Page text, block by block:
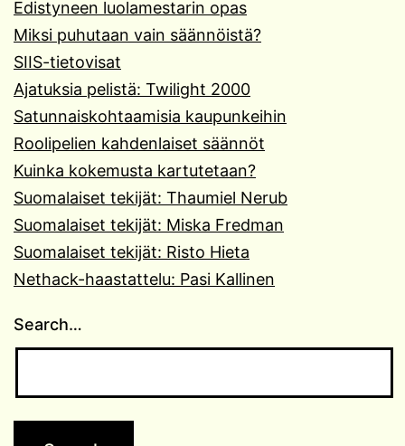
Edistyneen luolamestarin opas
Miksi puhutaan vain säännöistä?
SIIS-tietovisat
Ajatuksia pelistä: Twilight 2000
Satunnaiskohtaamisia kaupunkeihin
Roolipelien kahdenlaiset säännöt
Kuinka kokemusta kartutetaan?
Suomalaiset tekijät: Thaumiel Nerub
Suomalaiset tekijät: Miska Fredman
Suomalaiset tekijät: Risto Hieta
Nethack-haastattelu: Pasi Kallinen
Search…